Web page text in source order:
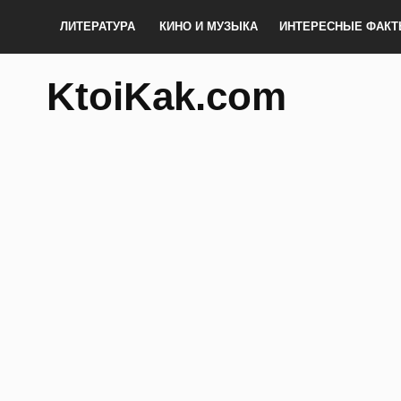
ЛИТЕРАТУРА КИНО И МУЗЫКА ИНТЕРЕСНЫЕ
KtoiKak.com